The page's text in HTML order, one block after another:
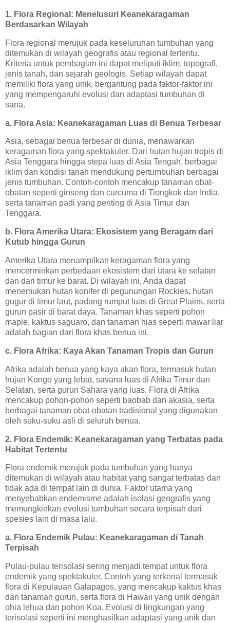
1. Flora Regional: Menelusuri Keanekaragaman
Berdasarkan Wilayah
Flora regional merujuk pada keseluruhan tumbuhan yang
ditemukan di wilayah geografis atau regional tertentu.
Kriteria untuk pembagian ini dapat meliputi iklim, topografi,
jenis tanah, dan sejarah geologis. Setiap wilayah dapat
memiliki flora yang unik, bergantung pada faktor-faktor ini
yang mempengaruhi evolusi dan adaptasi tumbuhan di
sana.
a. Flora Asia: Keanekaragaman Luas di Benua Terbesar
Asia, sebagai benua terbesar di dunia, menawarkan
keragaman flora yang spektakuler. Dari hutan hujan tropis di
Asia Tenggara hingga stepa luas di Asia Tengah, berbagai
iklim dan kondisi tanah mendukung pertumbuhan berbagai
jenis tumbuhan. Contoh-contoh mencakup tanaman obat-
obatan seperti ginseng dan curcuma di Tiongkok dan India,
serta tanaman padi yang penting di Asia Timur dan
Tenggara.
b. Flora Amerika Utara: Ekosistem yang Beragam dari
Kutub hingga Gurun
Amerika Utara menampilkan keragaman flora yang
mencerminkan perbedaan ekosistem dari utara ke selatan
dan dari timur ke barat. Di wilayah ini, Anda dapat
menemukan hutan konifer di pegunungan Rockies, hutan
gugur di timur laut, padang rumput luas di Great Plains, serta
gurun pasir di barat daya. Tanaman khas seperti pohon
maple, kaktus saguaro, dan tanaman hias seperti mawar liar
adalah bagian dari flora khas benua ini.
c. Flora Afrika: Kaya Akan Tanaman Tropis dan Gurun
Afrika adalah benua yang kaya akan flora, termasuk hutan
hujan Kongo yang lebat, savana luas di Afrika Timur dan
Selatan, serta gurun Sahara yang luas. Flora di Afrika
mencakup pohon-pohon seperti baobab dan akasia, serta
berbagai tanaman obat-obatan tradisional yang digunakan
oleh suku-suku asli di seluruh benua.
2. Flora Endemik: Keanekaragaman yang Terbatas pada
Habitat Tertentu
Flora endemik merujuk pada tumbuhan yang hanya
ditemukan di wilayah atau habitat yang sangat terbatas dan
tidak ada di tempat lain di dunia. Faktor utama yang
menyebabkan endemisme adalah isolasi geografis yang
memungkinkan evolusi tumbuhan secara terpisah dari
spesies lain di masa lalu.
a. Flora Endemik Pulau: Keanekaragaman di Tanah
Terpisah
Pulau-pulau terisolasi sering menjadi tempat untuk flora
endemik yang spektakuler. Contoh yang terkenal termasuk
flora di Kepulauan Galapagos, yang mencakup kaktus khas
dan tanaman gurun, serta flora di Hawaii yang unik dengan
ohia lehua dan pohon Koa. Evolusi di lingkungan yang
terisolasi seperti ini menghasilkan adaptasi yang unik dan